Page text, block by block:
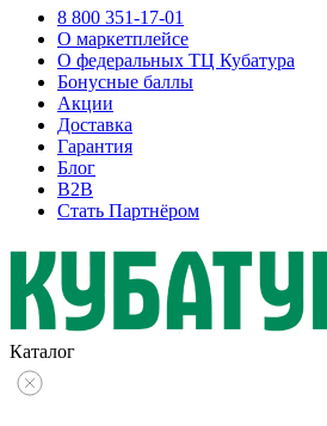
8 800 351-17-01
О маркетплейсе
О федеральных ТЦ Кубатура
Бонусные баллы
Акции
Доставка
Гарантия
Блог
B2B
Стать Партнёром
Каталог